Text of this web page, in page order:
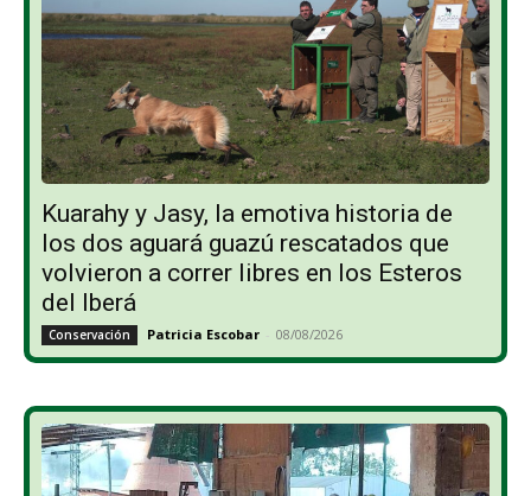
Kuarahy y Jasy, la emotiva historia de
los dos aguará guazú rescatados que
volvieron a correr libres en los Esteros
del Iberá
Conservación Patricia Escobar - 08/08/2026